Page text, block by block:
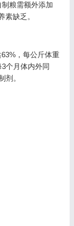
粮需额外添加
素缺乏。
，每公斤体重
个月体内外同
剂。